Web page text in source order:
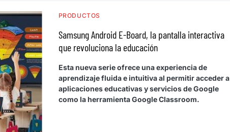
PRODUCTOS
Samsung Android E-Board, la pantalla interactiva
que revoluciona la educación
Esta nueva serie ofrece una experiencia de
aprendizaje fluida e intuitiva al permitir acceder a
aplicaciones educativas y servicios de Google
como la herramienta Google Classroom.